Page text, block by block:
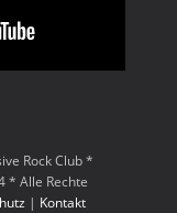
Rock Club *
* Alle Rechte
| Kontakt